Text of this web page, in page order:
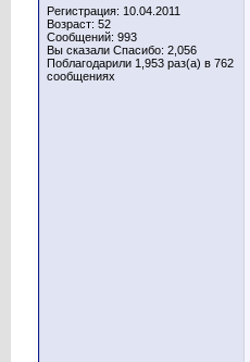
Регистрация: 10.04.2011
Возраст: 52
Сообщений: 993
Вы сказали Спасибо: 2,056
Поблагодарили 1,953 раз(а) в 762
сообщениях